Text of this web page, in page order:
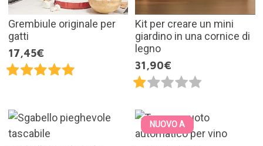
Grembiule originale per
gatti
17,45€
Kit per creare un mini
giardino in una cornice di
legno
31,90€
NUOVO A